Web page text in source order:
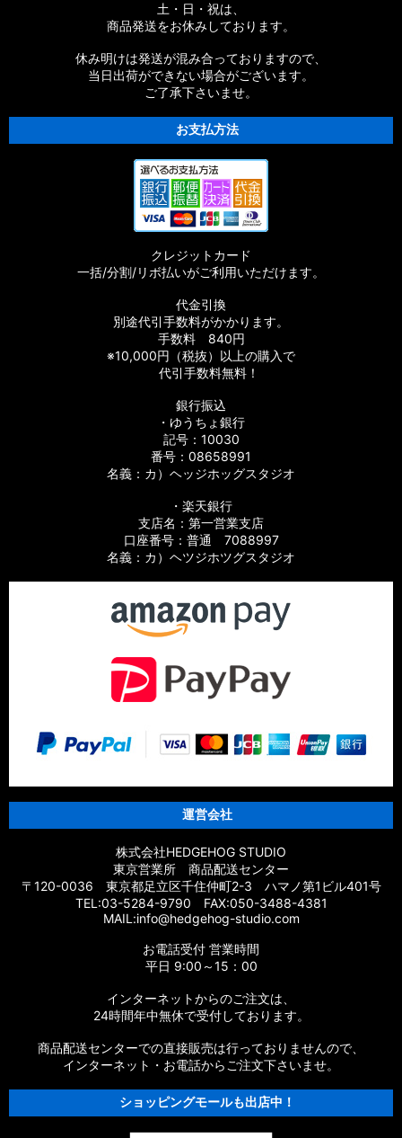
土・日・祝は、
商品発送をお休みしております。
休み明けは発送が混み合っておりますので、
当日出荷ができない場合がございます。
ご了承下さいませ。
お支払方法
クレジットカード
一括/分割/リボ払いがご利用いただけます。
代金引換
別途代引手数料がかかります。
手数料 840円
※10,000円（税抜）以上の購入で
代引手数料無料！
銀行振込
・ゆうちょ銀行
記号：10030
番号：08658991
名義：カ）ヘッジホッグスタジオ
・楽天銀行
支店名：第一営業支店
口座番号：普通 7088997
名義：カ）ヘツジホツグスタジオ
運営会社
株式会社HEDGEHOG STUDIO
東京営業所 商品配送センター
〒120-0036 東京都足立区千住仲町2-3 ハマノ第1ビル401号
TEL:03-5284-9790 FAX:050-3488-4381
MAIL:info@hedgehog-studio.com
お電話受付 営業時間
平日 9:00～15：00
インターネットからのご注文は、
24時間年中無休で受付しております。
商品配送センターでの直接販売は行っておりませんので、
インターネット・お電話からご注文下さいませ。
ショッピングモールも出店中！